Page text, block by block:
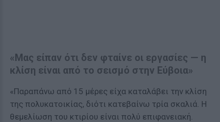
«Μας είπαν ότι δεν φταίνε οι εργασίες — η
κλίση είναι από το σεισμό στην Εύβοια»
«Παραπάνω από 15 μέρες είχα καταλάβει την κλίση
της πολυκατοικίας, διότι κατεβαίνω τρία σκαλιά. Η
θεμελίωση του κτιρίου είναι πολύ επιφανειακή.